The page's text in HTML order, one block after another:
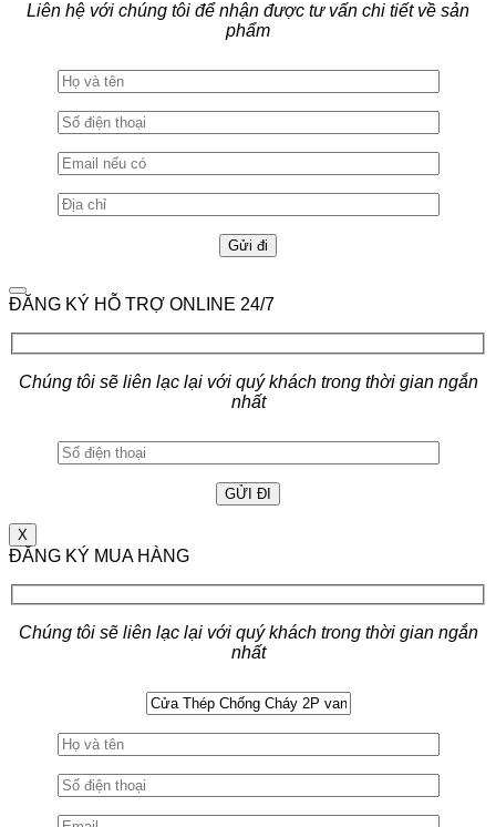
Liên hệ với chúng tôi để nhận được tư vấn chi tiết về sản
phẩm
ĐĂNG KÝ HỖ TRỢ ONLINE 24/7
Chúng tôi sẽ liên lạc lại với quý khách trong thời gian ngắn
nhất
X
ĐĂNG KÝ MUA HÀNG
Chúng tôi sẽ liên lạc lại với quý khách trong thời gian ngắn
nhất